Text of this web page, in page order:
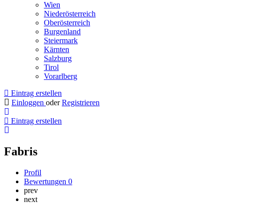
Wien
Niederösterreich
Oberösterreich
Burgenland
Steiermark
Kärnten
Salzburg
Tirol
Vorarlberg
Eintrag erstellen
Einloggen oder Registrieren
Eintrag erstellen
Fabris
Profil
Bewertungen 0
prev
next